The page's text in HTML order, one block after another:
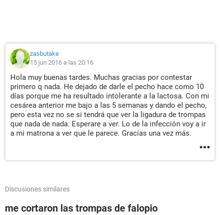
zasbutake
15 jun 2016 a las 20:16
Hola muy buenas tardes. Muchas gracias por contestar
primero q nada. He dejado de darle el pecho hace como 10
días porque me ha resultado intolerante a la lactosa. Con mi
cesárea anterior me bajo a las 5 semanas y dando el pecho,
pero esta vez no se si tendrá que ver la ligadura de trompas
que nada de nada. Esperare a ver. Lo de la infección voy a ir
a mi matrona a ver que le parece. Gracias una vez más.
Discusiones similares
me cortaron las trompas de falopio